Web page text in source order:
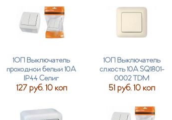
1ОП Выключатель
проходной белый 10А
IP44 Селиг
127 руб. 10 коп
1ОП Выключатель
сл.кость 10А SQ1801-
0002 TDM
51 руб. 10 коп